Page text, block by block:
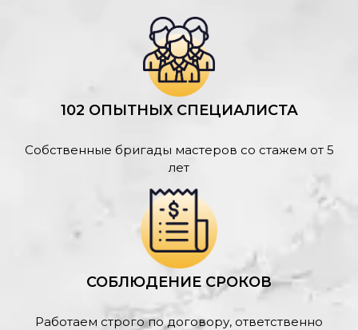
102 ОПЫТНЫХ СПЕЦИАЛИСТА
Собственные бригады мастеров со стажем от 5
лет
СОБЛЮДЕНИЕ СРОКОВ
Работаем строго по договору, ответственно